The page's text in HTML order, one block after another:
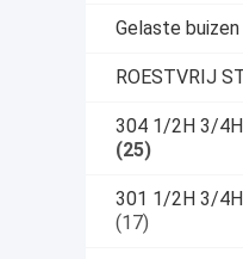
Gelaste
ROESTVRIJ
304 1/2H 3/
(25)
301 1/2H 3/
(17)